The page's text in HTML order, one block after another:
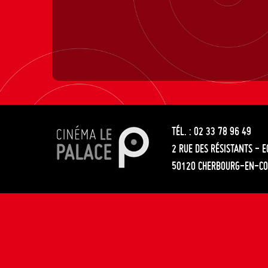
TÉL. : 02 33 78 96 49
2 RUE DES RÉSISTANTS -
50120 CHERBOURG-EN-